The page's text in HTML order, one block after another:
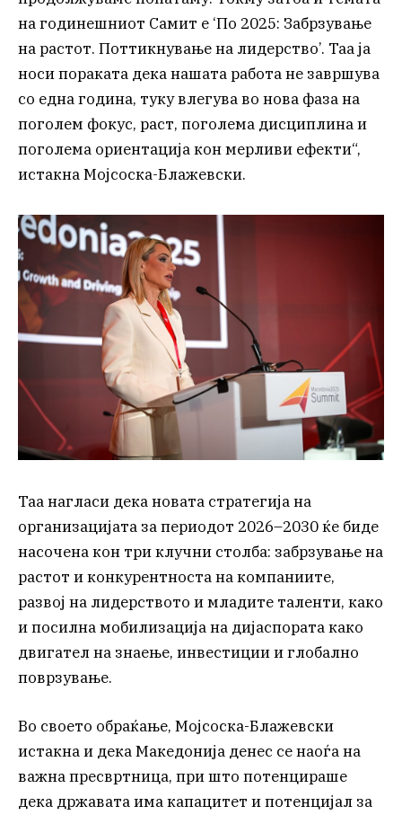
на годинешниот Самит е ‘По 2025: Забрзување
на растот. Поттикнување на лидерство’. Таа ја
носи пораката дека нашата работа не завршува
со една година, туку влегува во нова фаза на
поголем фокус, раст, поголема дисциплина и
поголема ориентација кон мерливи ефекти“,
истакна Мојсоска-Блажевски.
Таа нагласи дека новата стратегија на
организацијата за периодот 2026–2030 ќе биде
насочена кон три клучни столба: забрзување на
растот и конкурентноста на компаниите,
развој на лидерството и младите таленти, како
и посилна мобилизација на дијаспората како
двигател на знаење, инвестиции и глобално
поврзување.
Во своето обраќање, Мојсоска-Блажевски
истакна и дека Македонија денес се наоѓа на
важна пресвртница, при што потенцираше
дека државата има капацитет и потенцијал за